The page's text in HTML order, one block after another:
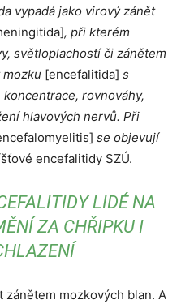
vypadá jako virový zánět
, při kterém
světloplachostí či zánětem
mozku [encefalitida] s
rovnováhy,
hlavových nervů. Při
se objevují
encefalitidy SZÚ.
LIDÉ NA
ZA CHŘIPKU I
mozkových blan. A